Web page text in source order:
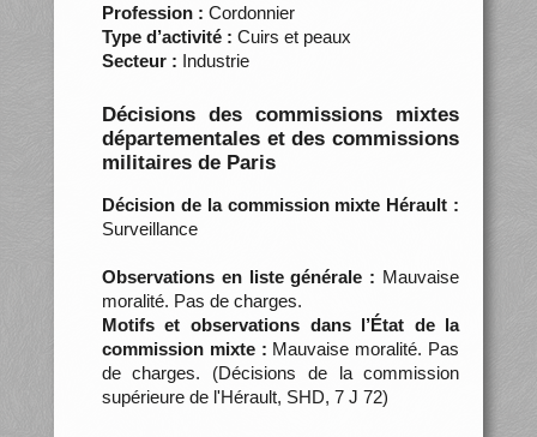
Profession : Cordonnier
Type d’activité : Cuirs et peaux
Secteur : Industrie
Décisions des commissions mixtes
départementales et des commissions
militaires de Paris
Décision de la commission mixte Hérault :
Surveillance
Observations en liste générale : Mauvaise
moralité. Pas de charges.
Motifs et observations dans l’État de la
commission mixte : Mauvaise moralité. Pas
de charges. (Décisions de la commission
supérieure de l'Hérault, SHD, 7 J 72)